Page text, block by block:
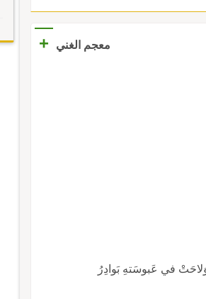
معجم الغني +
في عَبوسَتهِ بَوادِرُ